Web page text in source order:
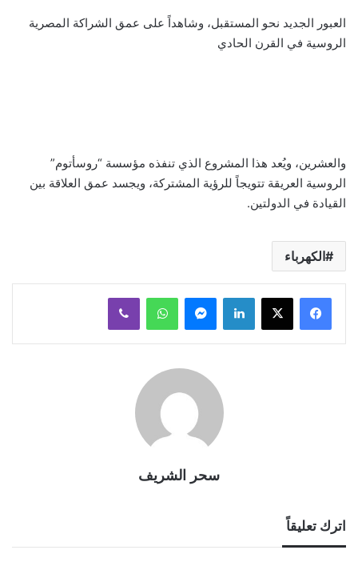
العبور الجديد نحو المستقبل، وشاهداً على عمق الشراكة المصرية
الروسية في القرن الحادي
والعشرين، ويُعد هذا المشروع الذي تنفذه مؤسسة “روسأتوم”
الروسية العريقة تتويجاً للرؤية المشتركة، ويجسد عمق العلاقة بين
القيادة في الدولتين.
الكهرباء
لينكدإن ماسنجر واتساب ڤايبر
سحر الشريف
اترك تعليقاً